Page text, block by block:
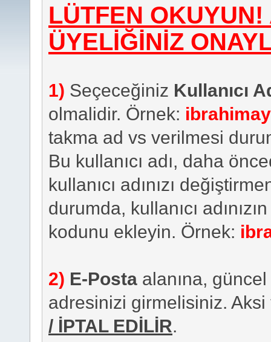
LÜTFEN
ÜYELİĞİNİZ
1) Seçeceğiniz Kullanıcı
olmalidir. Örnek:
takma ad vs verilmesi
Bu kullanıcı adı, daha
kullanıcı adınızı
durumda, kullanıcı
kodunu ekleyin. Örnek:
2) E-Posta alanına,
adresinizi girmelisiniz.
/ İPTAL EDİLİR.